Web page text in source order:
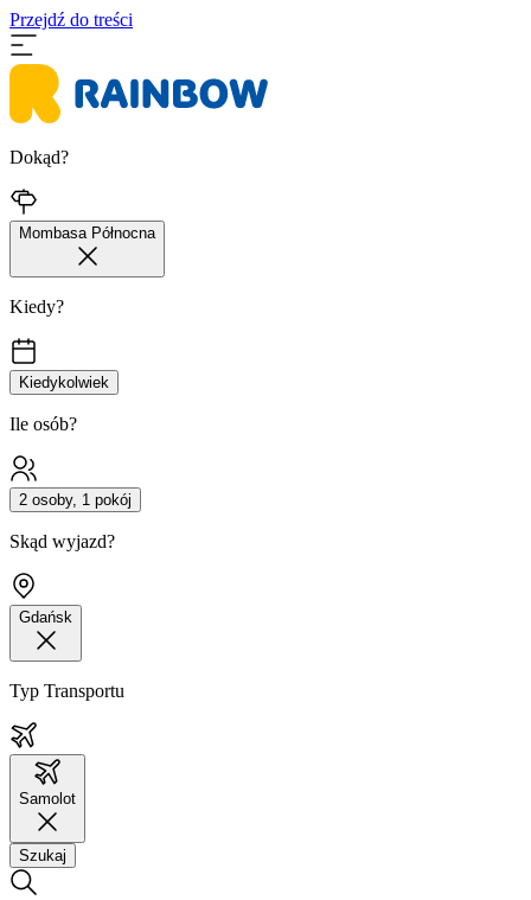
Przejdź do treści
Dokąd?
Mombasa Północna
Kiedy?
Kiedykolwiek
Ile osób?
2 osoby, 1 pokój
Skąd wyjazd?
Gdańsk
Typ Transportu
Samolot
Szukaj